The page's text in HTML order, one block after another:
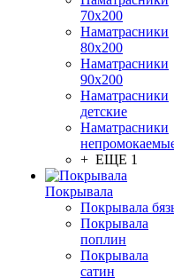
70х200
Наматрасники
80х200
Наматрасники
90х200
Наматрасники
детские
Наматрасники
+ ЕЩЕ 1
Покрывала
Покрывала
Покрывала
поплин
Покрывала
сатин